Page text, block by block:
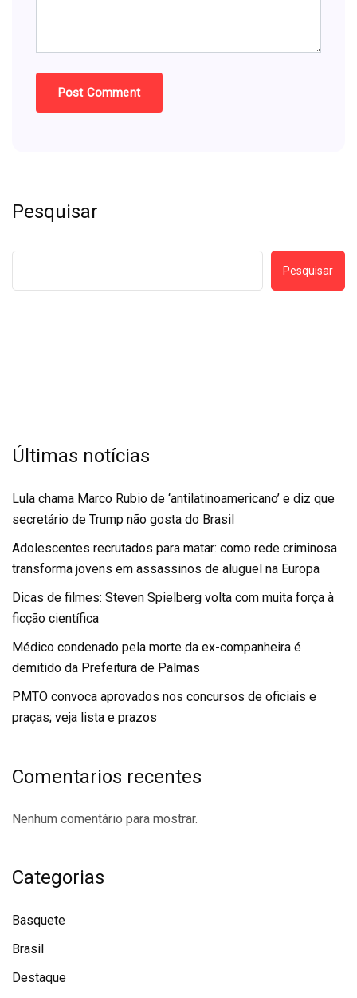
Pesquisar
Pesquisar
Últimas notícias
Lula chama Marco Rubio de ‘antilatinoamericano’ e diz que
secretário de Trump não gosta do Brasil
Adolescentes recrutados para matar: como rede criminosa
transforma jovens em assassinos de aluguel na Europa
Dicas de filmes: Steven Spielberg volta com muita força à
ficção científica
Médico condenado pela morte da ex-companheira é
demitido da Prefeitura de Palmas
PMTO convoca aprovados nos concursos de oficiais e
praças; veja lista e prazos
Comentarios recentes
Nenhum comentário para mostrar.
Categorias
Basquete
Brasil
Destaque